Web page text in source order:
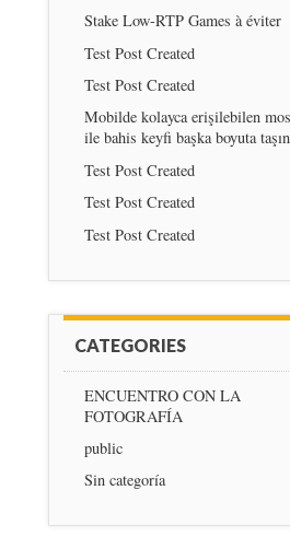
Stake Low-RTP Games à éviter
Test Post Created
Test Post Created
Mobilde kolayca erişilebilen
ile bahis keyfi başka boyuta
Test Post Created
Test Post Created
Test Post Created
CATEGORIES
ENCUENTRO CON LA
FOTOGRAFÍA
public
Sin categoría